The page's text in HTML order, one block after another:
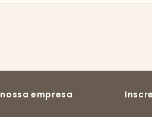
A nossa empresa